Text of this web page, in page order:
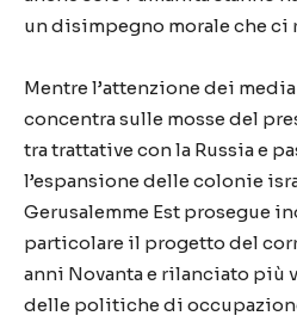
un disimpegno morale che
Mentre l’attenzione dei
concentra sulle mosse del
tra trattative con la Russia e
l’espansione delle colonie
Gerusalemme Est prosegue
particolare il progetto del
anni Novanta e rilanciato più
delle politiche di